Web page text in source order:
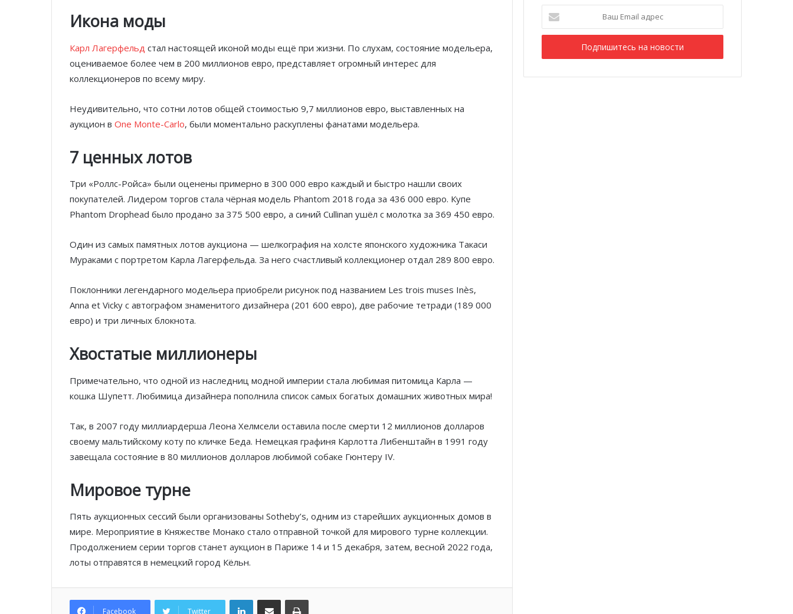
Икона моды
Карл Лагерфельд стал настоящей иконой моды ещё при жизни. По слухам, состояние модельера,
оцениваемое более чем в 200 миллионов евро, представляет огромный интерес для
коллекционеров по всему миру.
Неудивительно, что сотни лотов общей стоимостью 9,7 миллионов евро, выставленных на
аукцион в One Monte-Carlo, были моментально раскуплены фанатами модельера.
7 ценных лотов
Три «Роллс-Ройса» были оценены примерно в 300 000 евро каждый и быстро нашли своих
покупателей. Лидером торгов стала чёрная модель Phantom 2018 года за 436 000 евро. Купе
Phantom Drophead было продано за 375 500 евро, а синий Cullinan ушёл с молотка за 369 450 евро.
Один из самых памятных лотов аукциона — шелкография на холсте японского художника Такаси
Мураками с портретом Карла Лагерфельда. За него счастливый коллекционер отдал 289 800 евро.
Поклонники легендарного модельера приобрели рисунок под названием Les trois muses Inès,
Anna et Vicky с автографом знаменитого дизайнера (201 600 евро), две рабочие тетради (189 000
евро) и три личных блокнота.
Хвостатые миллионеры
Примечательно, что одной из наследниц модной империи стала любимая питомица Карла —
кошка Шупетт. Любимица дизайнера пополнила список самых богатых домашних животных мира!
Так, в 2007 году миллиардерша Леона Хелмсели оставила после смерти 12 миллионов долларов
своему мальтийскому коту по кличке Беда. Немецкая графиня Карлотта Либенштайн в 1991 году
завещала состояние в 80 миллионов долларов любимой собаке Гюнтеру IV.
Мировое турне
Пять аукционных сессий были организованы Sotheby’s, одним из старейших аукционных домов в
мире. Мероприятие в Княжестве Монако стало отправной точкой для мирового турне коллекции.
Продолжением серии торгов станет аукцион в Париже 14 и 15 декабря, затем, весной 2022 года,
лоты отправятся в немецкий город Кёльн.
Facebook Twitter
LinkedInПоделиться по электронной почте Распечатать
Шарлен посетили 77-й Бал
Красного Креста Монако
Ferrari набирает скорость перед
паузой
В Монако раскрыли мошенничество
с драгоценностями на сумму свыше
€1 млн
FESTIVAL готовит вечер мирового
Email
адрес